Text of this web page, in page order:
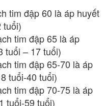
tim đập 60 là áp huyết
tuổi)
tim đập 65 là áp
tuổi – 17 tuổi)
tim đập 65-70 là áp
tuổi-40 tuổi)
tim đập 70-75 là áp
tuổi-59 tuổi)